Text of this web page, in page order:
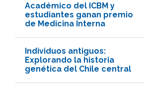
Académico del ICBM y
estudiantes ganan premio
de Medicina Interna
Individuos antiguos:
Explorando la historia
genética del Chile central